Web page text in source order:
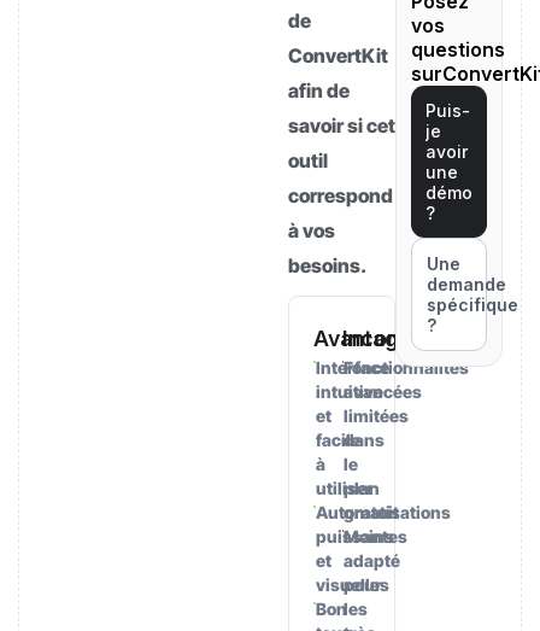
de
ConvertKit
afin de
savoir si cet
outil
correspond
à vos
besoins.
Avantages
Interface
intuitive
et
facile
à
utiliser
Automatisations
puissantes
et
visuelles
Bon
Inconvénients
Fonctionnalités
avancées
limitées
dans
le
plan
gratuit
Moins
adapté
pour
les
vos
questions
Puis-
je
avoir
une
démo
?
Une
demande
spécifique
?